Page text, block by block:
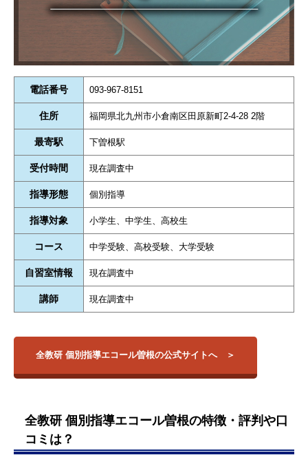
電話番号 093-967-8151
住所 福岡県北九州市小倉南区田原新町2-4-28 2階
最寄駅 下曽根駅
受付時間 現在調査中
指導形態 個別指導
指導対象 小学生、中学生、高校生
コース 中学受験、高校受験、大学受験
自習室情報 現在調査中
講師 現在調査中
全教研 個別指導エコール曽根の公式サイトへ
全教研 個別指導エコール曽根の特徴・評判や口
コミは？